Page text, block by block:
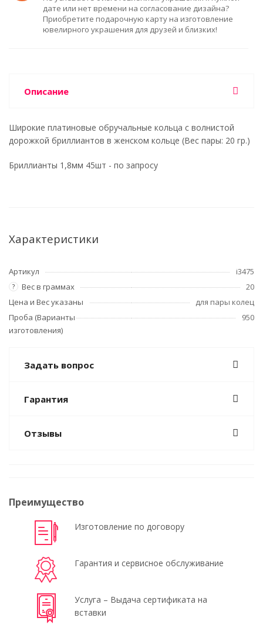
дате или нет времени на согласование дизайна?
Приобретите подарочную карту на изготовление
ювелирного украшения для друзей и близких!
Описание
Широкие платиновые обручальные кольца с волнистой
дорожкой бриллиантов в женском кольце (Вес пары: 20 гр.)
Бриллианты 1,8мм 45шт - по запросу
Характеристики
Артикул i3475
? Вес в граммах
20
Цена и Вес указаны
для пары колец
Проба (Варианты
изготовления)
950
Задать вопрос
Гарантия
Отзывы
Преимущество
Изготовление по договору
Гарантия и сервисное обслуживание
Услуга – Выдача сертификата на
вставки